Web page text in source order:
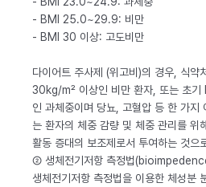
- BMI 25.0~29.9: 비만
- BMI 30 이상: 고도비만
다이어트 주사제 (위고비)의 경우, 식약
30kg/m² 이상인 비만 환자, 또는 초
인 과체중이며 당뇨, 고혈압 등 한 가지
는 환자의 체중 감량 및 체중 관리를 위
활동 증대의 보조제로서 투여하는 것으
② 생체전기저항 측정법
생체전기저항 측정법을 이용한 체성분